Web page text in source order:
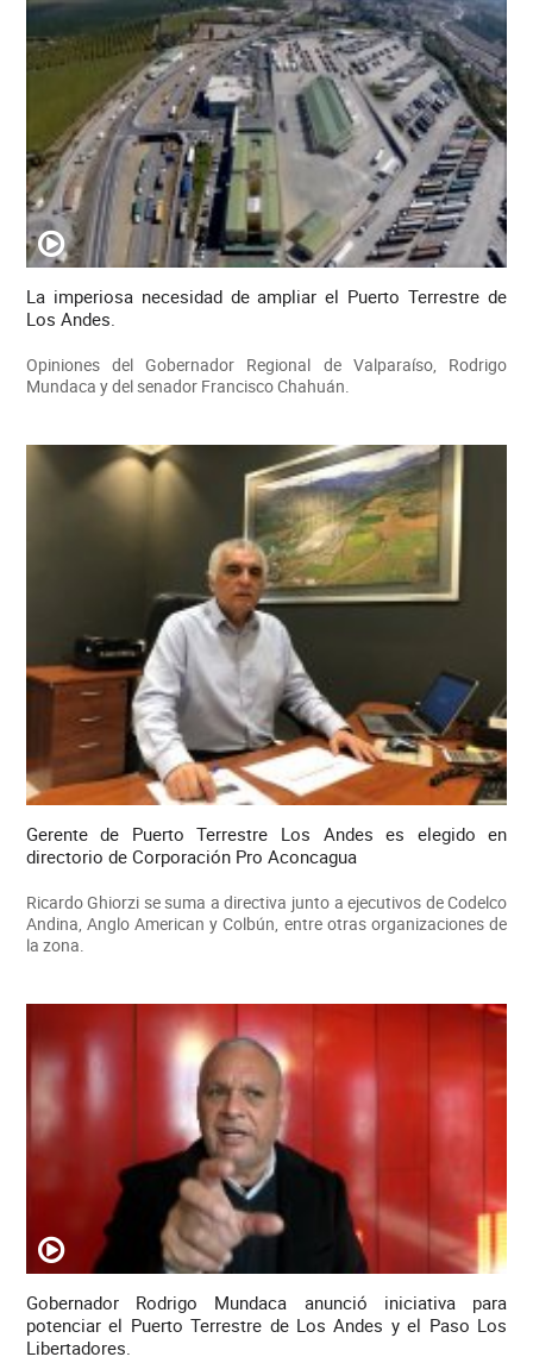
La imperiosa necesidad de ampliar el Puerto Terrestre de
Los Andes.
Opiniones del Gobernador Regional de Valparaíso, Rodrigo
Mundaca y del senador Francisco Chahuán.
Gerente de Puerto Terrestre Los Andes es elegido en
directorio de Corporación Pro Aconcagua
Ricardo Ghiorzi se suma a directiva junto a ejecutivos de Codelco
Andina, Anglo American y Colbún, entre otras organizaciones de
la zona.
Gobernador Rodrigo Mundaca anunció iniciativa para
potenciar el Puerto Terrestre de Los Andes y el Paso Los
Libertadores.